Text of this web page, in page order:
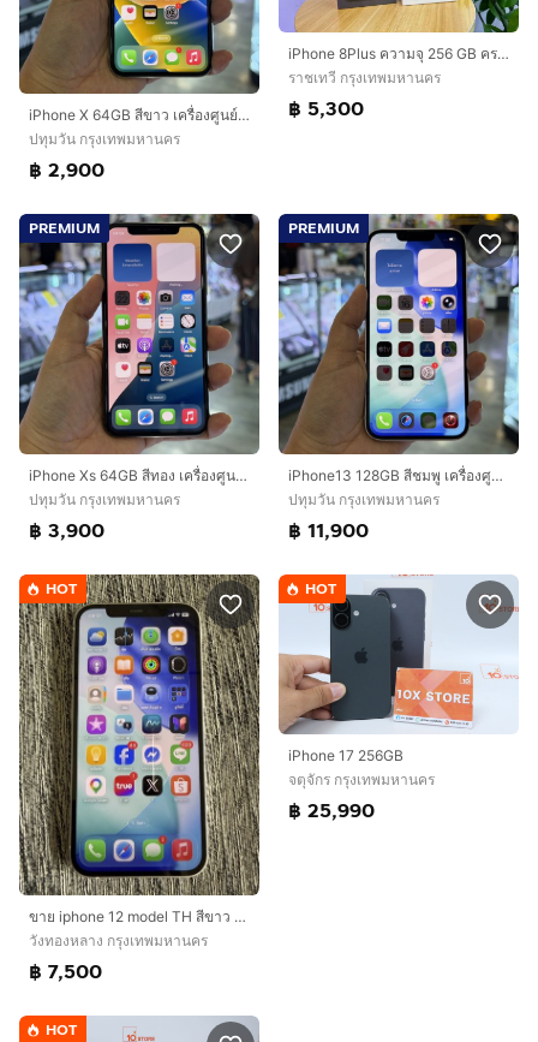
iPhone X 64GB สีขาว เครื่องศูนย์ โมเดลTH🔥🔥
ปทุมวัน กรุงเทพมหานคร
฿ 2,900
iPhone 8Plus ความจุ 256 GB ครบทุกสี เครื่องใหม่
ราชเทวี กรุงเทพมหานคร
฿ 5,300
PREMIUM
iPhone Xs 64GB สีทอง เครื่องศูนย์ โมเดลTH สภาพสวยมากๆ🥰🥰
ปทุมวัน กรุงเทพมหานคร
฿ 3,900
PREMIUM
iPhone13 128GB สีชมพู เครื่องศูนย์ โมเดลTH สภาพสวยมากๆ 🔥🔥
ปทุมวัน กรุงเทพมหานคร
฿ 11,900
HOT
ขาย iphone 12 model TH สีขาว 128GB เดิมๆสภาพขาว ใส สวยมาก
วังทองหลาง กรุงเทพมหานคร
฿ 7,500
HOT
iPhone 17 256GB
จตุจักร กรุงเทพมหานคร
฿ 25,990
HOT